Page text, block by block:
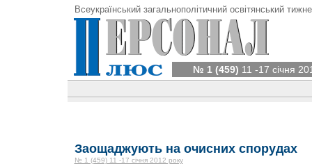
Всеукраїнський загальнополітичний освітянський
№ 1 (459) 11 -17 січня
Заощаджують на очисних спорудах
№ 1 (459) 11 -17 січня 2012 року